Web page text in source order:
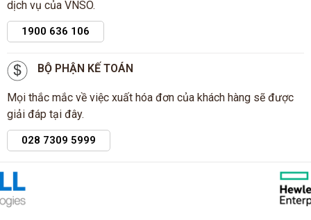
dịch vụ của VNSO.
1900 636 106
BỘ PHẬN KẾ TOÁN
Mọi thắc mắc về việc xuất hóa đơn của khách hàng sẽ được
giải đáp tại đây.
028 7309 5999